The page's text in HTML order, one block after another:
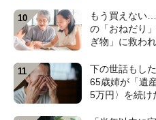
もう買えない
の「おねだり
ぎ物」に救わ
下の世話もし
65歳姉が「遺
5万円〉を続け